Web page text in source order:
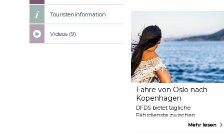
Touristeninformation
Videos (9)
herrschen angenehme
diese Zeit für Aktivitäten im
den Häfen der Umgebung. Die
Februar sind die günstigste
Unterkünfte und Flugtickets.
Zeit ideal für Indoor-Aktivitäten
Außerdem finden im Winter in
Weihnachtsfeiern statt, die zu
Atmosphäre der Stadt beitragen.
Fähre von Oslo nach
Kopenhagen
DFDS bietet tägliche
Fährdienste zwischen
Kopenhagen und Oslo an.
Mehr lesen